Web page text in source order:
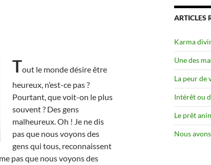
Tout le monde désire être
heureux, n’est-ce pas ?
Pourtant, que voit-on le plus
souvent ? Des gens
malheureux. Oh ! Je ne dis
pas que nous voyons des
gens qui tous, reconnaissent
pas que nous voyons des
ARTICLES
Karma
Une des
La peur de
Intérêt ou
Le prêt
Nous